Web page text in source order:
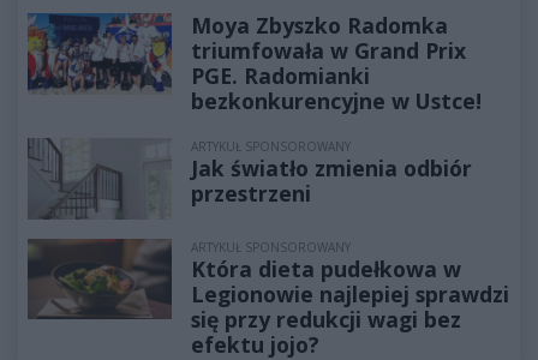
Moya Zbyszko Radomka
triumfowała w Grand Prix
PGE. Radomianki
bezkonkurencyjne w Ustce!
ARTYKUŁ SPONSOROWANY
Jak światło zmienia odbiór
przestrzeni
ARTYKUŁ SPONSOROWANY
Która dieta pudełkowa w
Legionowie najlepiej sprawdzi
się przy redukcji wagi bez
efektu jojo?